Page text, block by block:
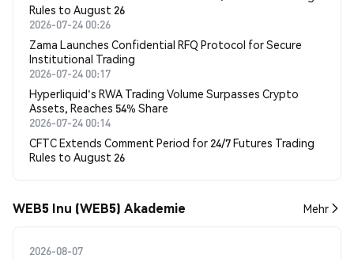
Rules to August 26
2026-07-24 00:26
Zama Launches Confidential RFQ Protocol for Secure
Institutional Trading
2026-07-24 00:17
Hyperliquid's RWA Trading Volume Surpasses Crypto
Assets, Reaches 54% Share
2026-07-24 00:14
CFTC Extends Comment Period for 24/7 Futures Trading
Rules to August 26
WEB5 Inu (WEB5) Akademie Mehr
2026-08-07